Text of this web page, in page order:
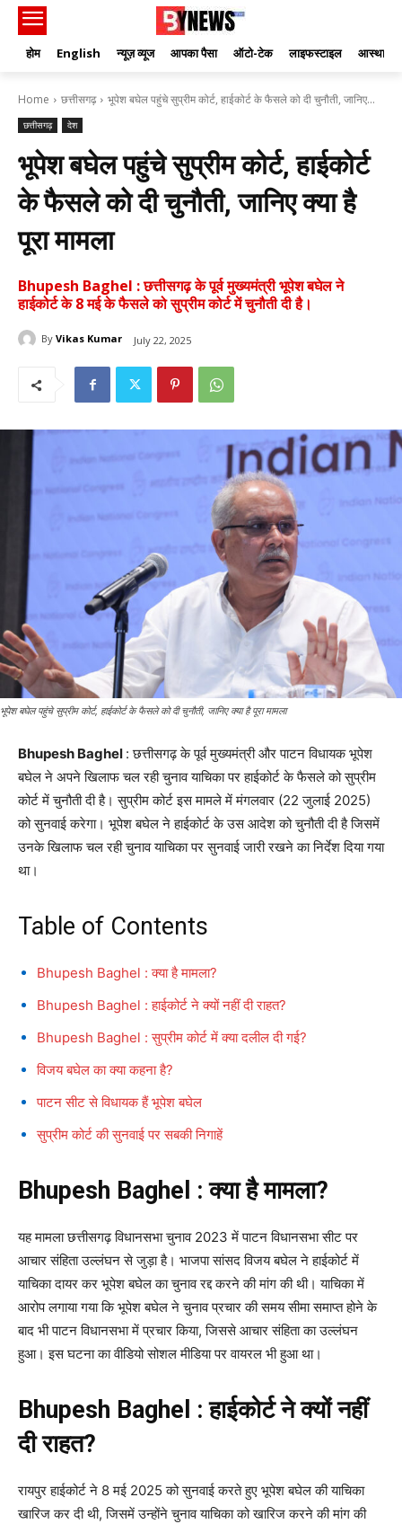
होम English न्यूज़ व्यूज आपका पैसा ऑटो-टेक लाइफस्टाइल आस्था
Home छत्तीसगढ़ भूपेश बघेल पहुंचे सुप्रीम कोर्ट, हाईकोर्ट के फैसले को दी चुनौती, जानिए...
छत्तीसगढ़ देश
भूपेश बघेल पहुंचे सुप्रीम कोर्ट, हाईकोर्ट
के फैसले को दी चुनौती, जानिए क्‍या है
पूरा मामला
Bhupesh Baghel : छत्तीसगढ़ के पूर्व मुख्यमंत्री भूपेश बघेल ने
हाईकोर्ट के 8 मई के फैसले को सुप्रीम कोर्ट में चुनौती दी है।
By Vikas Kumar July 22, 2025
भूपेश बघेल पहुंचे सुप्रीम कोर्ट, हाईकोर्ट के फैसले को दी चुनौती, जानिए क्‍या है पूरा मामला
Bhupesh Baghel : छत्तीसगढ़ के पूर्व मुख्यमंत्री और पाटन विधायक भूपेश
बघेल ने अपने खिलाफ चल रही चुनाव याचिका पर हाईकोर्ट के फैसले को सुप्रीम
कोर्ट में चुनौती दी है। सुप्रीम कोर्ट इस मामले में मंगलवार (22 जुलाई 2025)
को सुनवाई करेगा। भूपेश बघेल ने हाईकोर्ट के उस आदेश को चुनौती दी है जिसमें
उनके खिलाफ चल रही चुनाव याचिका पर सुनवाई जारी रखने का निर्देश दिया गया
था।
Table of Contents
Bhupesh Baghel : क्या है मामला?
Bhupesh Baghel : हाईकोर्ट ने क्यों नहीं दी राहत?
Bhupesh Baghel : सुप्रीम कोर्ट में क्या दलील दी गई?
विजय बघेल का क्या कहना है?
पाटन सीट से विधायक हैं भूपेश बघेल
सुप्रीम कोर्ट की सुनवाई पर सबकी निगाहें
Bhupesh Baghel : क्या है मामला?
यह मामला छत्तीसगढ़ विधानसभा चुनाव 2023 में पाटन विधानसभा सीट पर
आचार संहिता उल्लंघन से जुड़ा है। भाजपा सांसद विजय बघेल ने हाईकोर्ट में
याचिका दायर कर भूपेश बघेल का चुनाव रद्द करने की मांग की थी। याचिका में
आरोप लगाया गया कि भूपेश बघेल ने चुनाव प्रचार की समय सीमा समाप्त होने के
बाद भी पाटन विधानसभा में प्रचार किया, जिससे आचार संहिता का उल्लंघन
हुआ। इस घटना का वीडियो सोशल मीडिया पर वायरल भी हुआ था।
Bhupesh Baghel : हाईकोर्ट ने क्यों नहीं
दी राहत?
रायपुर हाईकोर्ट ने 8 मई 2025 को सुनवाई करते हुए भूपेश बघेल की याचिका
खारिज कर दी थी, जिसमें उन्होंने चुनाव याचिका को खारिज करने की मांग की